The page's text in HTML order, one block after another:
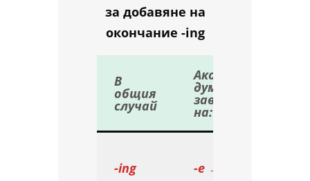
за добавяне на
окончание -ing
В
общия
случай
Ако
думата
завършва
на:
-ing -e → -ing